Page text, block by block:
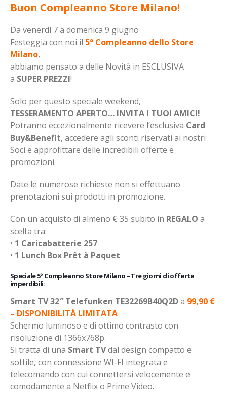
Buon Compleanno Store Milano!
Da venerdì 7 a domenica 9 giugno
Festeggia con noi il 5° Compleanno dello Store
Milano,
abbiamo pensato a delle Novità in ESCLUSIVA
a SUPER PREZZI!
Solo per questo speciale weekend,
TESSERAMENTO APERTO… INVITA I TUOI AMICI!
Potranno eccezionalmente ricevere l’esclusiva Card
Buy&Benefit, accedere agli sconti riservati ai nostri
Soci e approfittare delle incredibili offerte e
promozioni.
Date le numerose richieste non si effettuano
prenotazioni sui prodotti in promozione.
Con un acquisto di almeno € 35 subito in REGALO a
scelta tra:
• 1 Caricabatterie 257
• 1 Lunch Box Prêt à Paquet
Speciale 5° Compleanno Store Milano – Tre giorni di offerte
imperdibili:
Smart TV 32″ Telefunken TE32269B40Q2Da 99,90 €
– DISPONIBILITÀ LIMITATA
Schermo luminoso e di ottimo contrasto con
risoluzione di 1366x768p.
Si tratta di una Smart TVdal design compatto e
sottile, con connessione WI-FI integrata e
telecomando con cui connettersi velocemente e
comodamente a Netflix o Prime Video.